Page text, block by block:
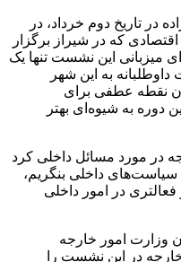
تاریخ دوم خرداد، در
که در شیراز برگزار
میزبانی این نشست تنها یک
به این شهر
نقطه عطفی برای
دوره به شیوه‌ای بهتر
در مورد مسائل داخلی کرد
داخلی بنگریم،
در امور داخلی
وزارت امور خارجه
در این نشست را